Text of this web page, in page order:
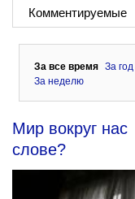
Комментируемые
За все время За год
За неделю
Мир вокруг нас
слове?